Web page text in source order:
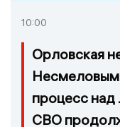
10:00
Орловская
процесс
СВО